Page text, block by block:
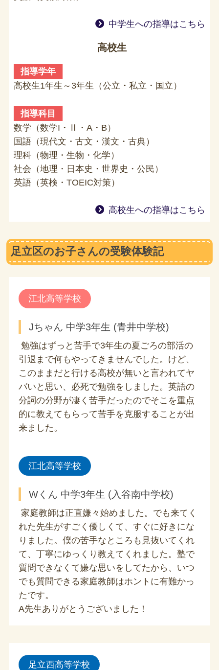
中学生への指導はこちら
高校生
指導学年
高校生1年生～3年生（公立・私立・国立）
指導科目
数学（数学I・Ⅱ・A・B）
国語（現代文・古文・漢文・古典）
理科（物理・生物・化学）
社会（地理・日本史・世界史・公民）
英語（英検・TOEIC対策）
高校生への指導はこちら
足立区のお子さんの受験体験記
江北高等学校
Jちゃん 中学3年生 (青井中学校)
勉強はずっと苦手で3年生の夏ごろの部活の
引退まで何もやってきませんでした。けど、
このままだと行ける高校が無いと言われてヤ
バいと思い、必死で勉強をしました。英語の
分詞の分野が凄く苦手だったのでそこを重点
的に教えてもらって苦手を克服することが出
来ました。
江北高等学校
Wくん 中学3年生 (入谷南中学校)
家庭教師は正直嫌々始めました。でも来てく
れた先生がすごく優しくて、すぐに好きにな
りました。僕の苦手なところも見抜いてくれ
て、丁寧にゆっくり教えてくれました。塾で
質問できなくて嫌な思いをしてたから、いつ
でも質問できる家庭教師はホントに有難かっ
たです。
A先生ありがとうございました！
足立西高等学校